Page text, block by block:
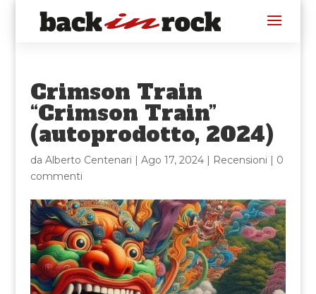
Crimson Train
“Crimson Train”
(autoprodotto, 2024)
da Alberto Centenari | Ago 17, 2024| Recensioni | 0
commenti